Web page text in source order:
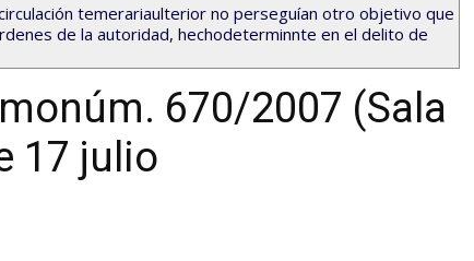
temerariaulterior no perseguían otro objetivo que
de la autoridad, hechodeterminnte en el delito de
670/2007 (Sala
17 julio